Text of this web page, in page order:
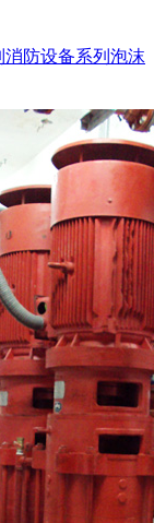
消防设备系列 泡沫